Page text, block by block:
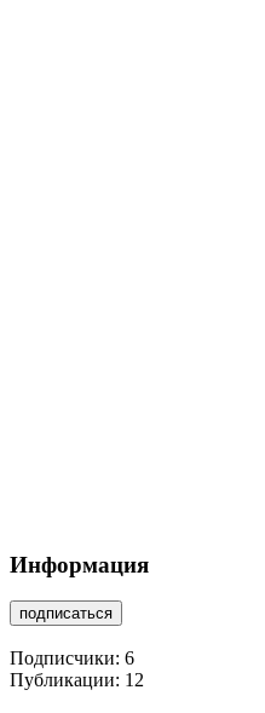
Информация
подписаться
Подписчики: 6
Публикации: 12